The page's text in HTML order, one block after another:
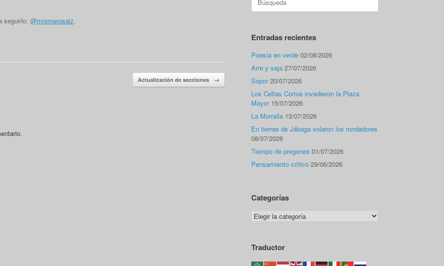
seguirlo: @mromerosaiz.
Actualización de secciones →
Entradas recientes
Poesía en verde 02/08/2026
Arre y saja 27/07/2026
Sopor 20/07/2026
Los Celtas Cortos invadieron la Plaza
Mayor 15/07/2026
La Morralla 13/07/2026
En tierras de Jábaga volaron los rondadores
08/07/2026
Tiempo de pregones 01/07/2026
Pensamiento crítico 29/06/2026
Categorías
Categorías
Traductor